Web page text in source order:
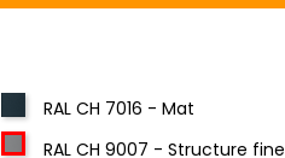
RAL CH 7016 - Mat
RAL CH 9007 - Structure fine